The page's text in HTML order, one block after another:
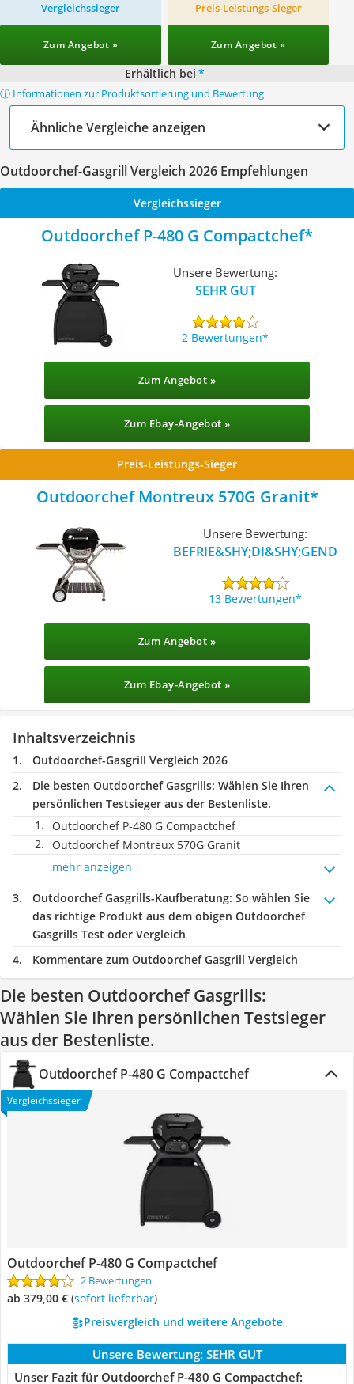
Vergleichssieger
Zum Angebot »
Preis-Leistungs-Sieger
Zum Angebot »
Erhältlich bei *
ⓘ Informationen zur Produktsortierung und Bewertung
Ähnliche Vergleiche anzeigen
Outdoorchef-Gasgrill Vergleich 2026 Empfehlungen
Vergleichssieger
Outdoorchef P-480 G Compactchef
Unsere Bewertung:
SEHR GUT
2 Bewertungen
Zum Angebot »
Zum Ebay-Angebot »
Preis-Leistungs-Sieger
Outdoorchef Montreux 570G Granit
Unsere Bewertung:
BEFRIE&SHY;DI&SHY;GEND
13 Bewertungen
Zum Angebot »
Zum Ebay-Angebot »
Inhaltsverzeichnis
Outdoorchef-Gasgrill Vergleich 2026
Die besten Outdoorchef Gasgrills: Wählen Sie Ihren
persönlichen Testsieger aus der Bestenliste.
Outdoorchef P-480 G Compactchef
Outdoorchef Montreux 570G Granit
mehr anzeigen
Outdoorchef Gasgrills-Kaufberatung: So wählen Sie
das richtige Produkt aus dem obigen Outdoorchef
Gasgrills Test oder Vergleich
Kommentare zum Outdoorchef Gasgrill Vergleich
Die besten Outdoorchef Gasgrills:
Wählen Sie Ihren persönlichen Testsieger
aus der Bestenliste.
Outdoorchef P-480 G Compactchef
Vergleichssieger
Outdoorchef P-480 G Compactchef
2 Bewertungen
ab 379,00 € ( Sofort lieferbar)
Preisvergleich und weitere Angebote
Unsere Bewertung: SEHR GUT
Unser Fazit für Outdoorchef P-480 G Compactchef: